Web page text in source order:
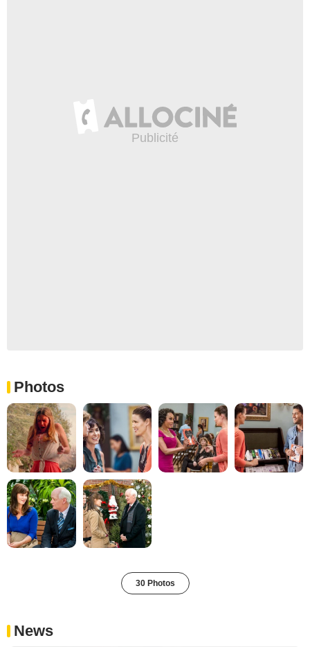
Photos
30 Photos
News